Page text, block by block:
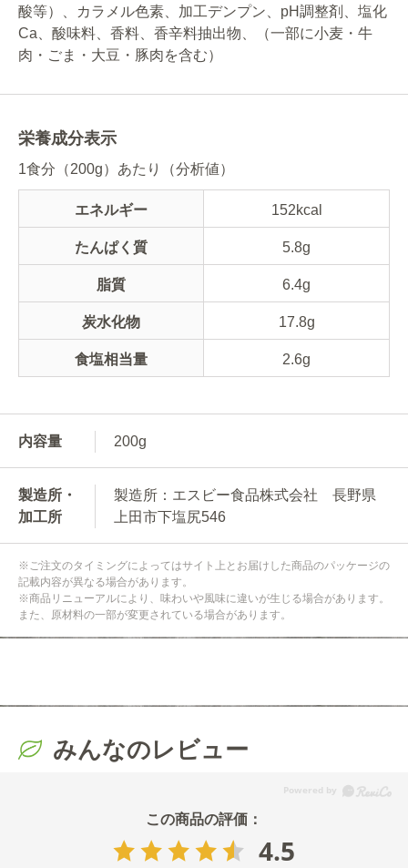
酸等）、カラメル色素、加工デンプン、pH調整剤、塩化
Ca、酸味料、香料、香辛料抽出物、（一部に小麦・牛
肉・ごま・大豆・豚肉を含む）
栄養成分表示
1食分（200g）あたり（分析値）
エネルギー 152kcal
たんぱく質 5.8g
脂質 6.4g
炭水化物 17.8g
食塩相当量 2.6g
内容量 200g
製造所・
加工所
製造所：エスビー食品株式会社 長野県
上田市下塩尻546
※ご注文のタイミングによってはサイト上とお届けした商品のパッケージの
記載内容が異なる場合があります。
※商品リニューアルにより、味わいや風味に違いが生じる場合があります。
また、原材料の一部が変更されている場合があります。
みんなのレビュー
4.5